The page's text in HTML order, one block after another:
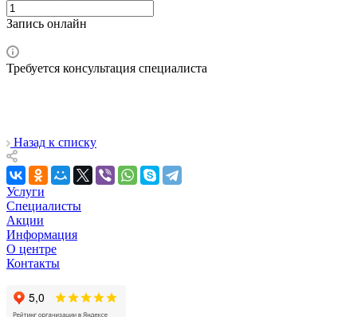
Запись онлайн
Требуется консультация специалиста
Назад к списку
Услуги
Специалисты
Акции
Информация
О центре
Контакты